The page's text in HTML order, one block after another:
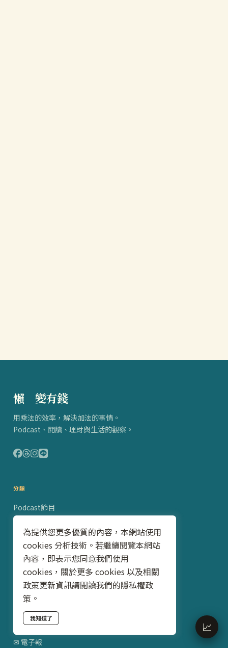
懶得 變有錢
用乘法的效率，解決加法的事情。
Podcast、閱讀、理財與生活的觀察。
分類
Podcast節目
閱讀心得
財務規劃與心態
財務工具與金融商品
職涯與生活
訂閱
✉ 電子報
為提供您更多優質的內容，本網站使用
cookies 分析技術。若繼續閱覽本網站
內容，即表示您同意我們使用
cookies，關於更多 cookies 以及相關
政策更新資訊請閱讀我們的隱私權政
策。
我知道了
📈